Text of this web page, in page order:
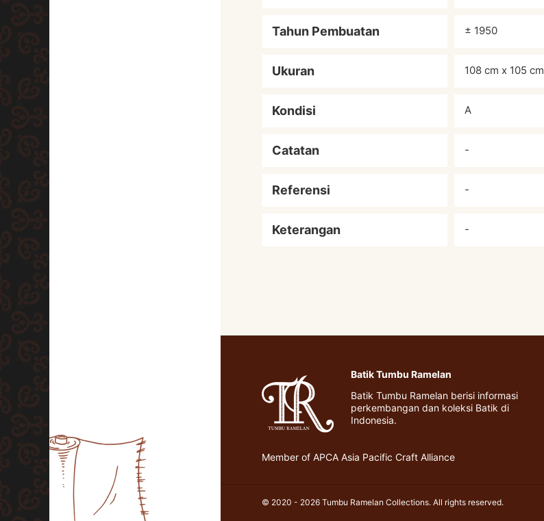
Tahun Pembuatan ± 1950
Ukuran 108 cm x 105 cm
Kondisi A
Catatan -
Referensi -
Keterangan -
Batik Tumbu Ramelan
Batik Tumbu Ramelan berisi informasi
perkembangan dan koleksi Batik di
Indonesia.
Member of APCA Asia Pacific Craft Alliance
© 2020 - 2026 Tumbu Ramelan Collections. All rights reserved.